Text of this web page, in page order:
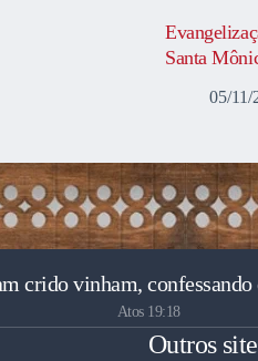
Santa
05/11/
crido vinham,
Atos 19:18
Outros